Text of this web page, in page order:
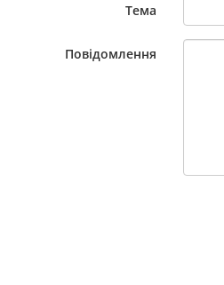
Тема
Повідомлення